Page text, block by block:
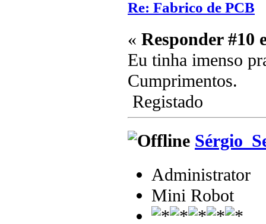
Re: Fabrico de PCB
« Responder #10
Eu tinha imenso
Cumprimentos.
Registado
Administrator
Mini Robot